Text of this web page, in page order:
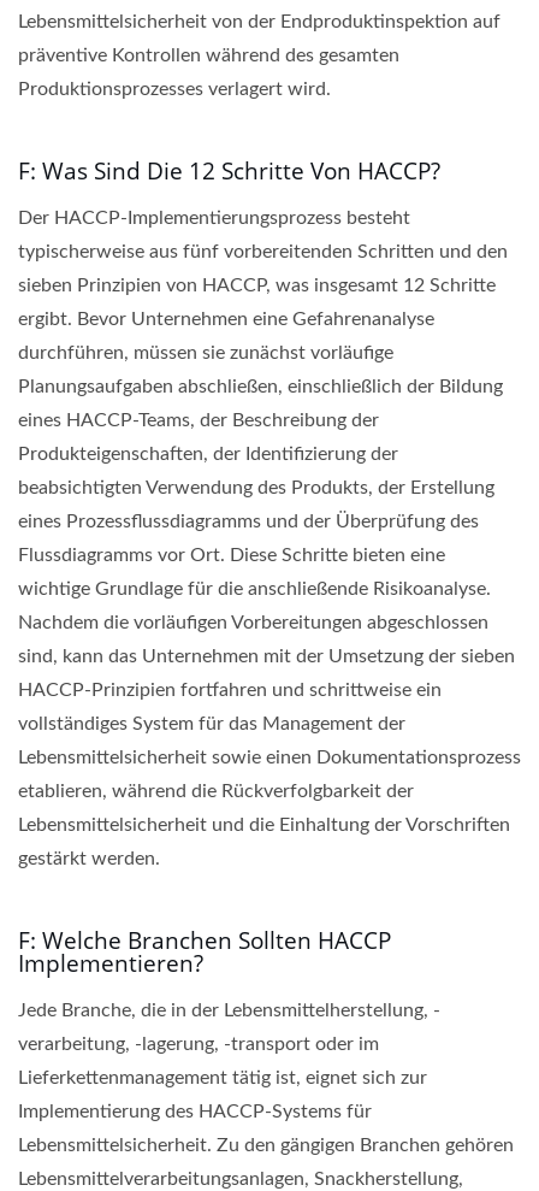
Lebensmittelsicherheit von der Endproduktinspektion auf
präventive Kontrollen während des gesamten
Produktionsprozesses verlagert wird.
F: Was Sind Die 12 Schritte Von HACCP?
Der HACCP-Implementierungsprozess besteht
typischerweise aus fünf vorbereitenden Schritten und den
sieben Prinzipien von HACCP, was insgesamt 12 Schritte
ergibt. Bevor Unternehmen eine Gefahrenanalyse
durchführen, müssen sie zunächst vorläufige
Planungsaufgaben abschließen, einschließlich der Bildung
eines HACCP-Teams, der Beschreibung der
Produkteigenschaften, der Identifizierung der
beabsichtigten Verwendung des Produkts, der Erstellung
eines Prozessflussdiagramms und der Überprüfung des
Flussdiagramms vor Ort. Diese Schritte bieten eine
wichtige Grundlage für die anschließende Risikoanalyse.
Nachdem die vorläufigen Vorbereitungen abgeschlossen
sind, kann das Unternehmen mit der Umsetzung der sieben
HACCP-Prinzipien fortfahren und schrittweise ein
vollständiges System für das Management der
Lebensmittelsicherheit sowie einen Dokumentationsprozess
etablieren, während die Rückverfolgbarkeit der
Lebensmittelsicherheit und die Einhaltung der Vorschriften
gestärkt werden.
F: Welche Branchen Sollten HACCP
Implementieren?
Jede Branche, die in der Lebensmittelherstellung, -
verarbeitung, -lagerung, -transport oder im
Lieferkettenmanagement tätig ist, eignet sich zur
Implementierung des HACCP-Systems für
Lebensmittelsicherheit. Zu den gängigen Branchen gehören
Lebensmittelverarbeitungsanlagen, Snackherstellung,